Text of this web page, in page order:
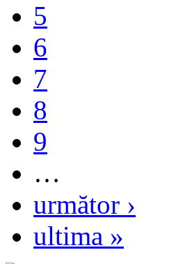
5
6
7
8
9
…
următor ›
ultima »